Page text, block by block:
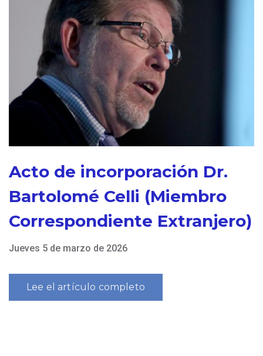
Acto de incorporación Dr.
Bartolomé Celli (Miembro
Correspondiente Extranjero)
Jueves 5 de marzo de 2026
Lee el artículo completo